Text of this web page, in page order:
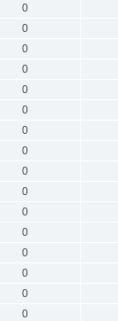
0
0
0
0
0
0
0
0
0
0
0
0
0
0
0
0